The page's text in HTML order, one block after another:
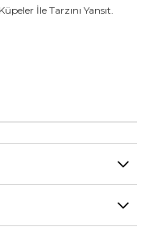
İle Tarzını Yansıt.